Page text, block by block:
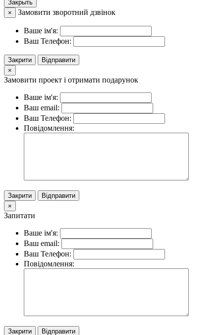
Закрыть
×
Замовити зворотний дзвінок
Ваше ім'я:
Ваш Телефон:
Закрити
Відправити
×
Замовити проект і отримати подарунок
Ваше ім'я:
Ваш email:
Ваш Телефон:
Повідомлення:
Закрити
Відправити
×
Запитати
Ваше ім'я:
Ваш email:
Ваш Телефон:
Повідомлення:
Закрити Відправити